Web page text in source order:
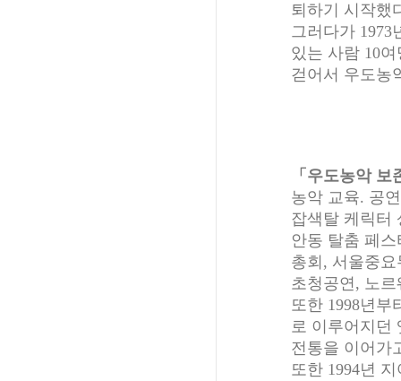
퇴하기 시작했
그러다가 1973
있는 사람 10
걷어서 우도농
「우도농악 보
농악 교육. 공
잡색탈 케릭터
안동 탈춤 페
총회, 서울중
초청공연, 노
또한 1998년부
로 이루어지던
전통을 이어가
또한 1994년